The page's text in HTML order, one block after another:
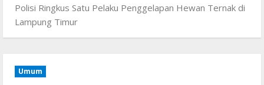
Polisi Ringkus Satu Pelaku Penggelapan Hewan Ternak di
Lampung Timur
Umum